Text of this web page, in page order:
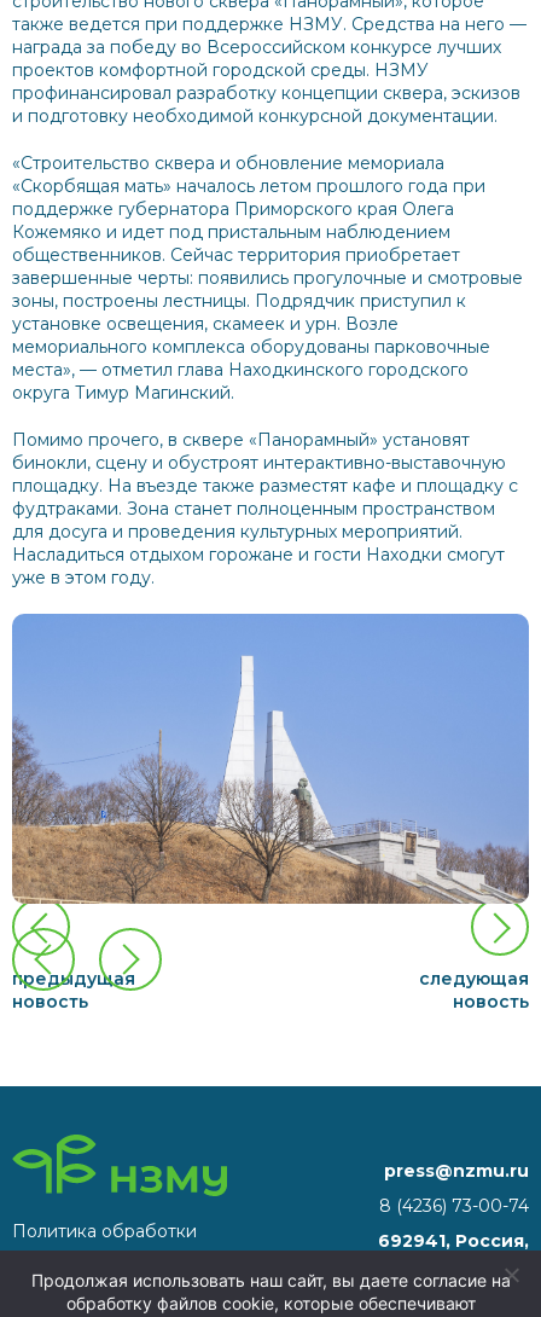
также ведется при поддержке НЗМУ. Средства на него —
награда за победу во Всероссийском конкурсе лучших
проектов комфортной городской среды. НЗМУ
профинансировал разработку концепции сквера, эскизов
и подготовку необходимой конкурсной документации.
«Строительство сквера и обновление мемориала
«Скорбящая мать» началось летом прошлого года при
поддержке губернатора Приморского края Олега
Кожемяко и идет под пристальным наблюдением
общественников. Сейчас территория приобретает
завершенные черты: появились прогулочные и смотровые
зоны, построены лестницы. Подрядчик приступил к
установке освещения, скамеек и урн. Возле
мемориального комплекса оборудованы парковочные
места», — отметил глава Находкинского городского
округа Тимур Магинский.
Помимо прочего, в сквере «Панорамный» установят
бинокли, сцену и обустроят интерактивно-выставочную
площадку. На въезде также разместят кафе и площадку с
фудтраками. Зона станет полноценным пространством
для досуга и проведения культурных мероприятий.
Насладиться отдыхом горожане и гости Находки смогут
уже в этом году.
предыдущая
новость
следующая
новость
Политика обработки
персональных данных
8 (4236) 73-00-74
press@nzmu.ru
692941, Россия,
Приморский край, г.
Находка, территория ТОР
«Находка»
Продолжая использовать наш сайт, вы даете согласие на
обработку файлов cookie, которые обеспечивают